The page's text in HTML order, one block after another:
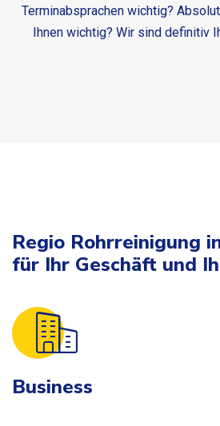
Terminabsprachen wichtig?
Ihnen wichtig? Wir sind definitiv
Regio Rohrreinigung
für Ihr Geschäft und
Business